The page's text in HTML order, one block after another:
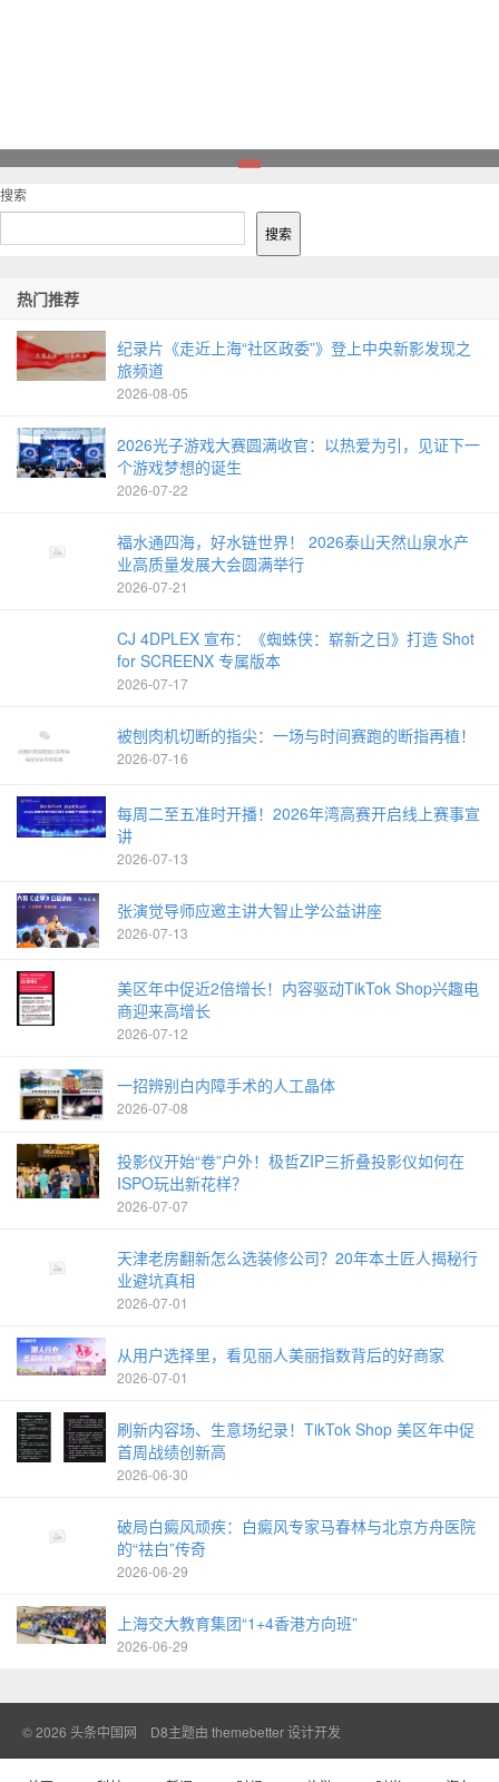
搜索
搜索
热门推荐
纪录片《走近上海“社区政委”》登上中央新影发现之
旅频道
2026-08-05
2026光子游戏大赛圆满收官：以热爱为引，见证下一
个游戏梦想的诞生
2026-07-22
福水通四海，好水链世界！ 2026泰山天然山泉水产
业高质量发展大会圆满举行
2026-07-21
CJ 4DPLEX 宣布：《蜘蛛侠：崭新之日》打造 Shot
for SCREENX 专属版本
2026-07-17
被刨肉机切断的指尖：一场与时间赛跑的断指再植！
2026-07-16
每周二至五准时开播！2026年湾高赛开启线上赛事宣
讲
2026-07-13
张演觉导师应邀主讲大智止学公益讲座
2026-07-13
美区年中促近2倍增长！内容驱动TikTok Shop兴趣电
商迎来高增长
2026-07-12
一招辨别白内障手术的人工晶体
2026-07-08
投影仪开始“卷”户外！极哲ZIP三折叠投影仪如何在
ISPO玩出新花样？
2026-07-07
天津老房翻新怎么选装修公司？20年本土匠人揭秘行
业避坑真相
2026-07-01
从用户选择里，看见丽人美丽指数背后的好商家
2026-07-01
刷新内容场、生意场纪录！TikTok Shop 美区年中促
首周战绩创新高
2026-06-30
破局白癜风顽疾：白癜风专家马春林与北京方舟医院
的“祛白”传奇
2026-06-29
上海交大教育集团“1+4香港方向班”
2026-06-29
© 2026 头条中国网 D8主题由 themebetter设计开发